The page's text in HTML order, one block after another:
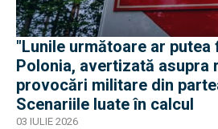
"Lunile următoare ar putea
Polonia, avertizată asupra
provocări militare din
Scenariile luate în calcul
03 IULIE 2026